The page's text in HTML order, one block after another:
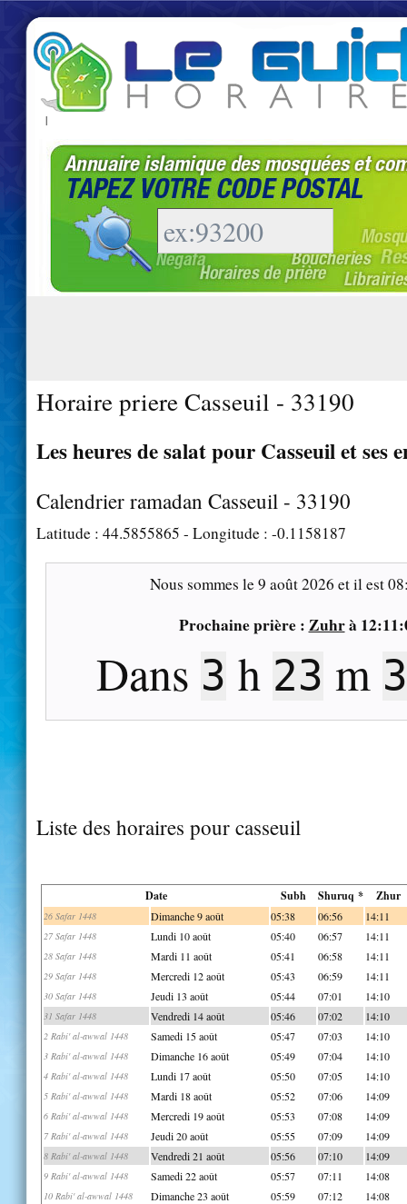
|
Horaire priere Casseuil - 33190
Les heures de salat pour Casseuil et ses
Calendrier ramadan Casseuil - 33190
Latitude : 44.5855865 - Longitude : -0.1158187
Nous sommes le9 août 2026 et il est
Prochaine prière : Zuhrà
Dans 3 h 23 m
Liste des horaires pour casseuil
Date Subh Shuruq * Zhur
26 Safar 1448 Dimanche 9 août 05:38 06:56 14:11
27 Safar 1448 Lundi 10 août 05:40 06:57 14:11
28 Safar 1448 Mardi 11 août 05:41 06:58 14:11
29 Safar 1448 Mercredi 12 août 05:43 06:59 14:11
30 Safar 1448 Jeudi 13 août 05:44 07:01 14:10
31 Safar 1448 Vendredi 14 août 05:46 07:02 14:10
2 Rabi' al-awwal 1448 Samedi 15 août 05:47 07:03 14:10
3 Rabi' al-awwal 1448 Dimanche 16 août 05:49 07:04 14:10
4 Rabi' al-awwal 1448 Lundi 17 août 05:50 07:05 14:10
5 Rabi' al-awwal 1448 Mardi 18 août 05:52 07:06 14:09
6 Rabi' al-awwal 1448 Mercredi 19 août 05:53 07:08 14:09
7 Rabi' al-awwal 1448 Jeudi 20 août 05:55 07:09 14:09
8 Rabi' al-awwal 1448 Vendredi 21 août 05:56 07:10 14:09
9 Rabi' al-awwal 1448 Samedi 22 août 05:57 07:11 14:08
10 Rabi' al-awwal 1448 Dimanche 23 août 05:59 07:12 14:08